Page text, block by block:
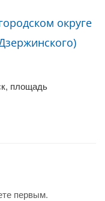
округе
площадь
первым.